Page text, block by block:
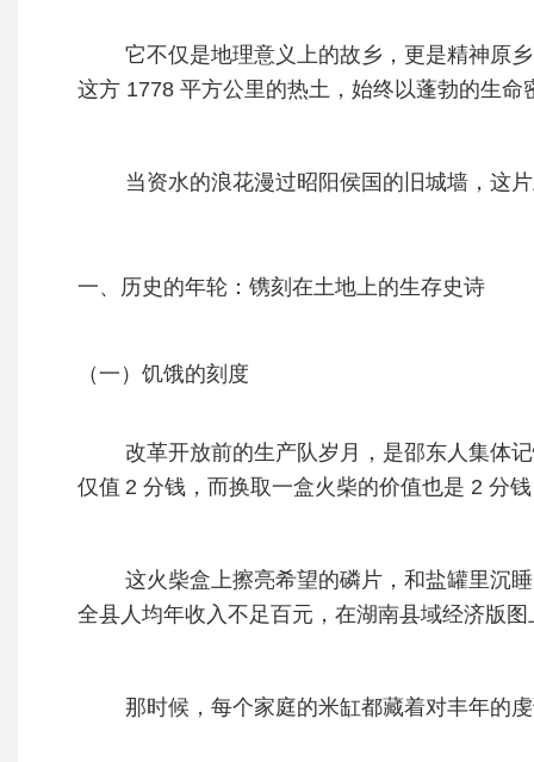
它不仅是地理意义上的故乡，更是精神原乡
这方 1778 平方公里的热土，始终以蓬勃的生
当资水的浪花漫过昭阳侯国的旧城墙，这片
一、历史的年轮：镌刻在土地上的生存史诗
（一）饥饿的刻度
改革开放前的生产队岁月，是邵东人集体记
仅值 2 分钱，而换取一盒火柴的价值也是 2 分
这火柴盒上擦亮希望的磷片，和盐罐里沉睡
全县人均年收入不足百元，在湖南县域经济版
那时候，每个家庭的米缸都藏着对丰年的虔